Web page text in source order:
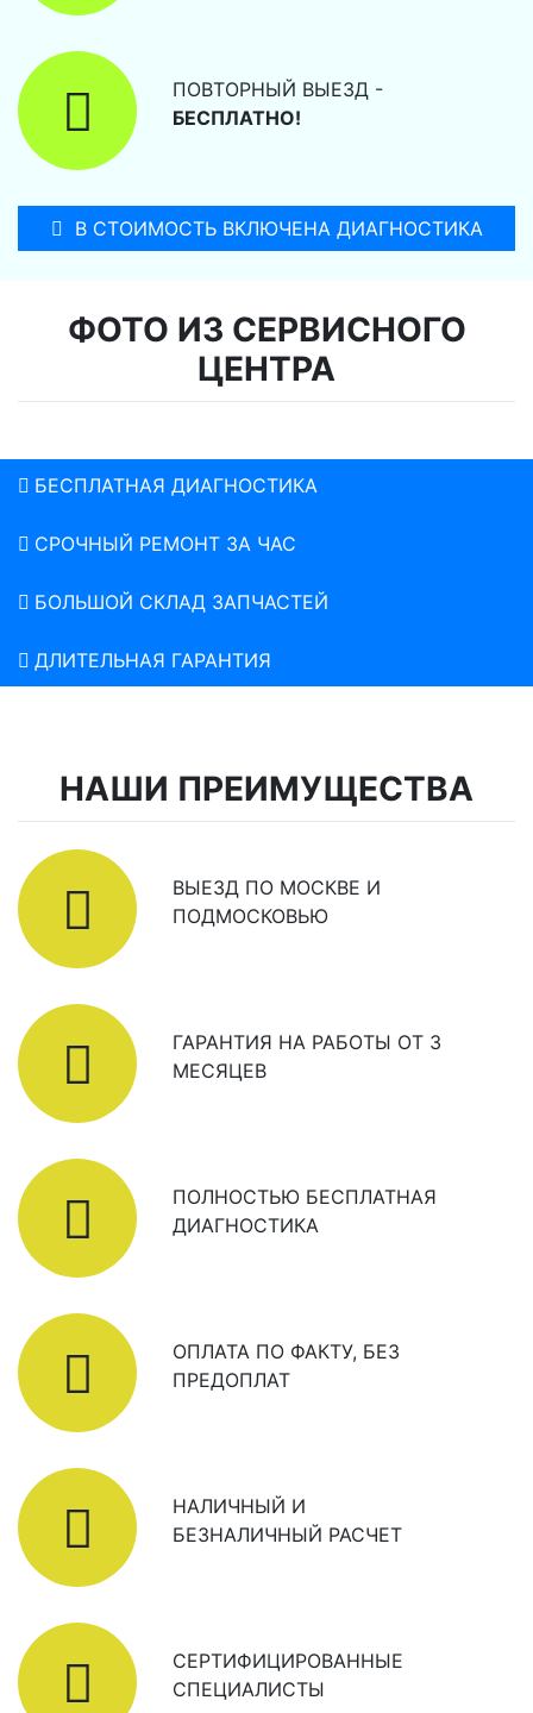
ПОВТОРНЫЙ ВЫЕЗД -
БЕСПЛАТНО!
В СТОИМОСТЬ ВКЛЮЧЕНА ДИАГНОСТИКА
ФОТО ИЗ СЕРВИСНОГО
ЦЕНТРА
БЕСПЛАТНАЯ ДИАГНОСТИКА
СРОЧНЫЙ РЕМОНТ ЗА ЧАС
БОЛЬШОЙ СКЛАД ЗАПЧАСТЕЙ
ДЛИТЕЛЬНАЯ ГАРАНТИЯ
НАШИ ПРЕИМУЩЕСТВА
ВЫЕЗД ПО МОСКВЕ И
ПОДМОСКОВЬЮ
ГАРАНТИЯ НА РАБОТЫ ОТ 3
МЕСЯЦЕВ
ПОЛНОСТЬЮ БЕСПЛАТНАЯ
ДИАГНОСТИКА
ОПЛАТА ПО ФАКТУ, БЕЗ
ПРЕДОПЛАТ
НАЛИЧНЫЙ И
БЕЗНАЛИЧНЫЙ РАСЧЕТ
СЕРТИФИЦИРОВАННЫЕ
СПЕЦИАЛИСТЫ